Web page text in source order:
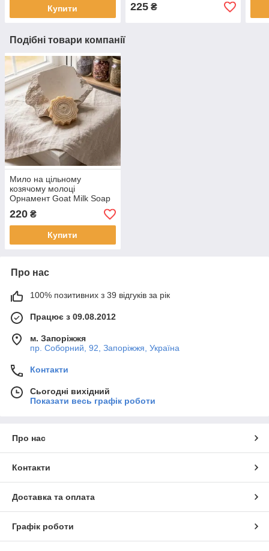
Купити 225₴
Подібні товари компанії
Мило на цільному
козячому молоці
Орнамент Goat Milk Soap
220 ₴
Купити
Про нас
100% позитивних з 39 відгуків за рік
Працює з 09.08.2012
м. Запоріжжя
пр. Соборний, 92, Запоріжжя, Україна
Контакти
Сьогодні вихідний
Показати весь графік роботи
Про нас
Контакти
Доставка та оплата
Графік роботи